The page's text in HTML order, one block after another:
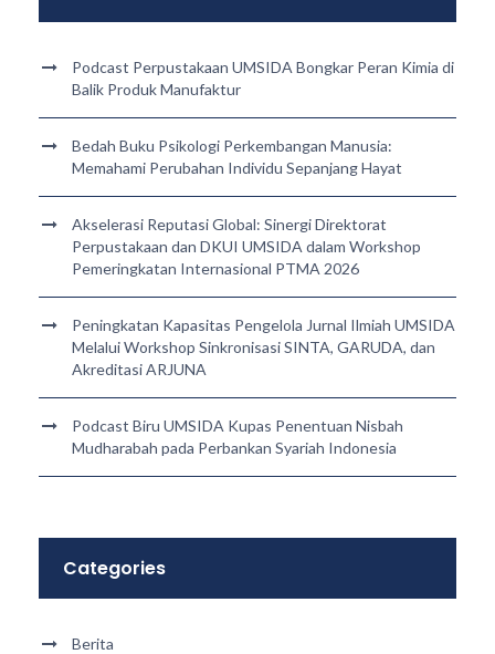
Podcast Perpustakaan UMSIDA Bongkar Peran Kimia di
Balik Produk Manufaktur
Bedah Buku Psikologi Perkembangan Manusia:
Memahami Perubahan Individu Sepanjang Hayat
Akselerasi Reputasi Global: Sinergi Direktorat
Perpustakaan dan DKUI UMSIDA dalam Workshop
Pemeringkatan Internasional PTMA 2026
Peningkatan Kapasitas Pengelola Jurnal Ilmiah UMSIDA
Melalui Workshop Sinkronisasi SINTA, GARUDA, dan
Akreditasi ARJUNA
Podcast Biru UMSIDA Kupas Penentuan Nisbah
Mudharabah pada Perbankan Syariah Indonesia
Categories
Berita